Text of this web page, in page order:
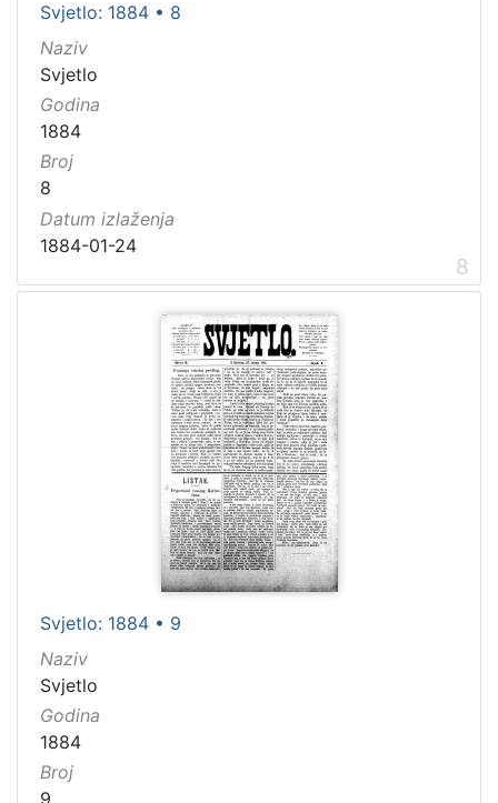
Svjetlo: 1884 • 8
Naziv
Svjetlo
Godina
1884
Broj
8
Datum izlaženja
1884-01-24
8
Svjetlo: 1884 • 9
Naziv
Svjetlo
Godina
1884
Broj